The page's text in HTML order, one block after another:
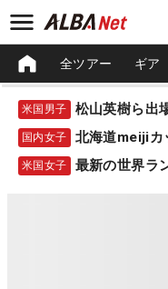
全ツアー ギア
米国男子
国内女子 北海道meiji
米国女子 最新の世界ラ